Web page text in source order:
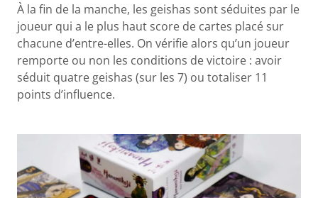
À la fin de la manche, les geishas sont séduites par le
joueur qui a le plus haut score de cartes placé sur
chacune d’entre-elles. On vérifie alors qu’un joueur
remporte ou non les conditions de victoire : avoir
séduit quatre geishas (sur les 7) ou totaliser 11
points d’influence.